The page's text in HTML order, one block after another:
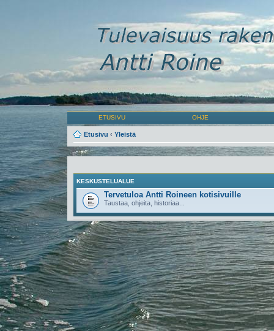
ETUSIVU OHJE
Etusivu ‹ Yleistä
KESKUSTELUALUE
Tervetuloa Antti Roineen kotisivuille
Taustaa, ohjeita, historiaa...